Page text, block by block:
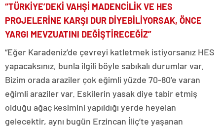
“TÜRKİYE’DEKİ VAHŞİ MADENCİLİK VE HES
PROJELERİNE KARŞI DUR DİYEBİLİYORSAK, ÖNCE
YARGI MEVZUATINI DEĞİŞTİRECEĞİZ”
“Eğer Karadeniz’de çevreyi katletmek istiyorsanız HES
yapacaksınız, bunla ilgili böyle sabıkalı durumlar var.
Bizim orada araziler çok eğimli yüzde 70-80’e varan
eğimli araziler var. Eskilerin yasak diye tabir etmiş
olduğu ağaç kesimini yapıldığı yerde heyelan
gelecektir, aynı bugün Erzincan İliç’te yaşanan